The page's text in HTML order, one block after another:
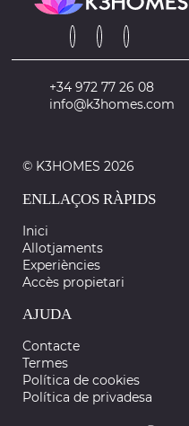
+34 972 77 26 08
info@k3homes.com
© K3HOMES 2026
ENLLAÇOS RÀPIDS
Inici
Allotjaments
Experiències
Accès propietari
AJUDA
Contacte
Termes
Política de cookies
Política de privadesa